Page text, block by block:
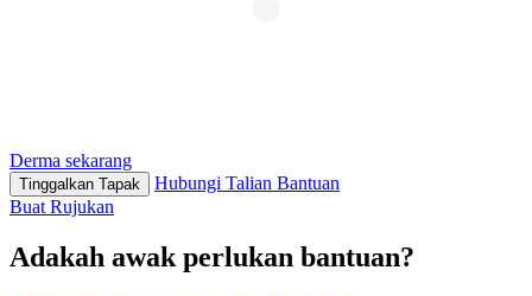
Derma sekarang
Tinggalkan Tapak
Hubungi Talian Bantuan
Buat Rujukan
Adakah awak perlukan bantuan?